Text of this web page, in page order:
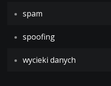
spam
spoofing
wycieki danych